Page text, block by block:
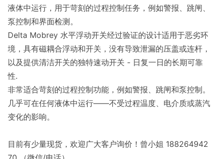
液体中运行，用于苛刻的过程控制任务，例如警报、跳闸、
泵控制和界面检测。
Delta Mobrey 水平浮动开关经过验证的设计适用于恶劣环
境，具有磁耦合浮动和开关，没有导致泄漏的压盖或连杆，
以及提供清洁开关的独特速动开关 - 日复一日的长期可靠
性.
非常适合苛刻的过程控制功能，例如警报、跳闸和泵控制。
几乎可在任何液体中运行——不受过程温度、电介质或蒸汽
变化的影响。
目前有少量现货，欢迎广大客户询价！曾小姐 188264942